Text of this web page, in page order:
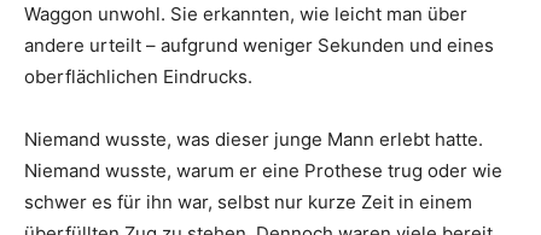
Waggon unwohl. Sie erkannten, wie leicht man über
andere urteilt – aufgrund weniger Sekunden und eines
oberflächlichen Eindrucks.
Niemand wusste, was dieser junge Mann erlebt hatte.
Niemand wusste, warum er eine Prothese trug oder wie
schwer es für ihn war, selbst nur kurze Zeit in einem